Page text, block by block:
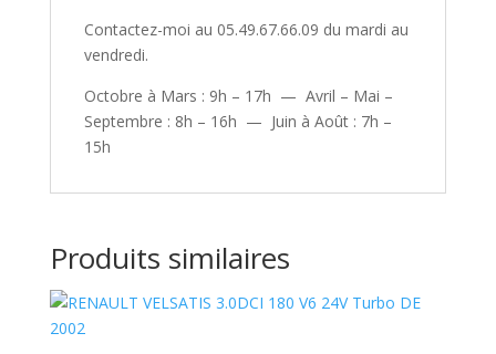
Contactez-moi au 05.49.67.66.09 du mardi au
vendredi.
Octobre à Mars : 9h – 17h — Avril – Mai –
Septembre : 8h – 16h — Juin à Août : 7h –
15h
Produits similaires